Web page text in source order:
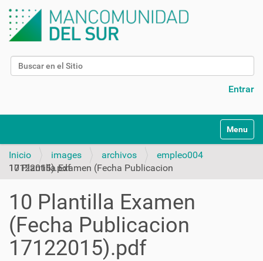
Buscar
Entrar
v
Toggle
Inicio images archivos
empleo004
10 Plantilla Examen (Fecha Publicacion 17122015).pdf
10 Plantilla Examen
(Fecha Publicacion
17122015).pdf